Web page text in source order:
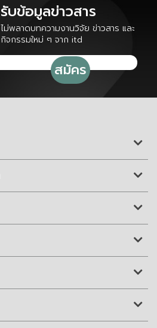
รับข้อมูลข่าวสาร
ไม่พลาดบทความงานวิจัย ข่าวสาร และ
กิจกรรมใหม่ ๆ จาก itd